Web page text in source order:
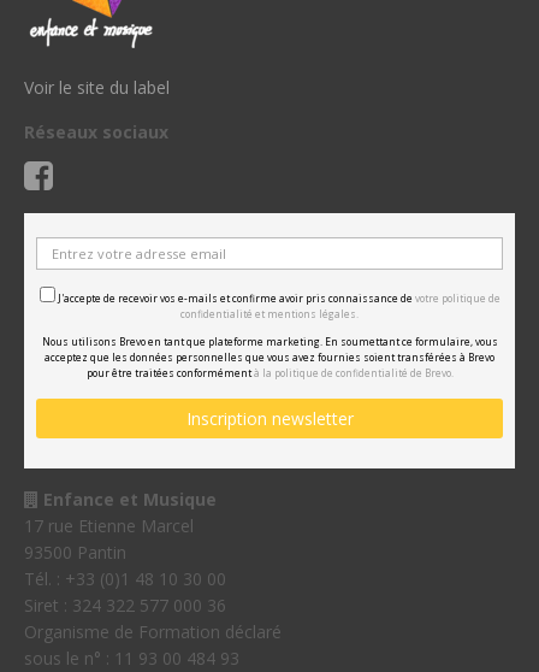
Voir le site du label
Réseaux sociaux
J'accepte de recevoir vos e-mails et confirme avoir pris connaissance de votre politique de
confidentialité et mentions légales.
Nous utilisons Brevo en tant que plateforme marketing. En soumettant ce formulaire, vous
acceptez que les données personnelles que vous avez fournies soient transférées à Brevo
pour être traitées conformémentà la politique de confidentialité de Brevo.
Enfance et Musique
17 rue Etienne Marcel
93500 Pantin
Tél. : +33 (0)1 48 10 30 00
Siret : 324 322 577 000 36
Organisme de Formation déclaré
sous le n° : 11 93 00 484 93